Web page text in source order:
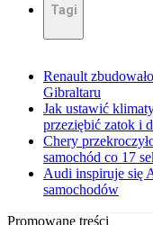
Tagi
Renault
Gibraltaru
Jak ustawić
przeziębić zatok i
Chery
samochód co 17
Audi inspiruje się
samochodów
Promowane treści